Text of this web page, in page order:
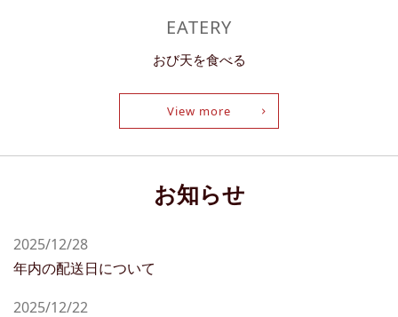
EATERY
おび天を食べる
View more
お知らせ
2025/12/28
年内の配送日について
2025/12/22